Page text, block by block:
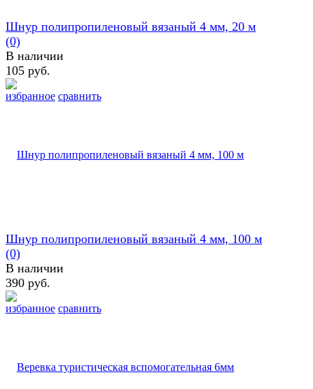
избранное сравнить
Шнур полипропиленовый вязаный 4 мм, 20 м
(0)
В наличии
105 руб.
избранное сравнить
Шнур полипропиленовый вязаный 4 мм, 100 м
(0)
В наличии
390 руб.